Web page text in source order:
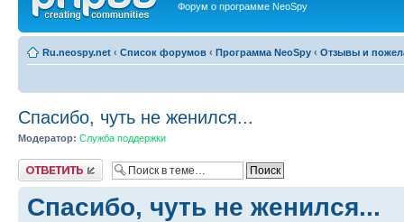
Форум о программе NeoSpy
Ru.neospy.net ‹ Список форумов ‹ Программа NeoSpy ‹ Отзывы и
Спасибо, чуть не женился...
Модератор: Служба поддержки
Ответить
Спасибо, чуть не женился...